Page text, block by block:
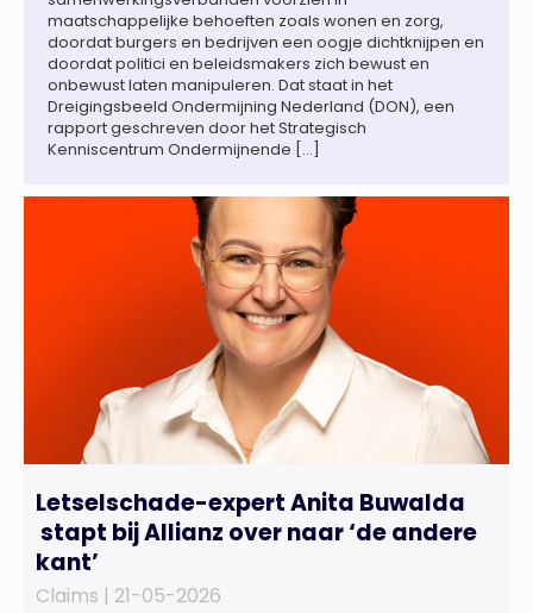
maatschappelijke behoeften zoals wonen en zorg,
doordat burgers en bedrijven een oogje dichtknijpen en
doordat politici en beleidsmakers zich bewust en
onbewust laten manipuleren. Dat staat in het
Dreigingsbeeld Ondermijning Nederland (DON), een
rapport geschreven door het Strategisch
Kenniscentrum Ondermijnende […]
Letselschade-expert Anita Buwalda
stapt bij Allianz over naar ‘de andere
kant’
Claims | 21-05-2026